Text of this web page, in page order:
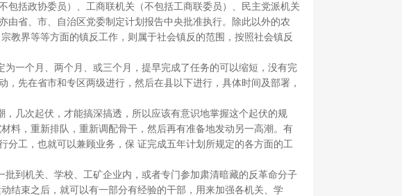
包括政协委员）、工商联机关（不包括工商联委员）、民主党派机关
由省、市、自治区党委制定计划报告中央批准执行。除此以外的农
教界等等方面的镇反工作，则属于社会镇反的范围，按照社会镇反
一个月、两个月、或三个月，提早完成了任务的可以缩短，没有完
先在省市和专区两级进行，然后在县以下进行，具体时间及部署，
几次起伏，才能搞深搞透，所以应该有意识地掌握这个起伏的规
料，重新排队，重新调配骨干，然后再有准备地发动另一高潮。有
分工，也就可以兼顾业务，保 证完成五年计划所规定的各方面的工
到机关、学校、工矿企业内，或者专门参加肃清暗藏的反革命分子
结束之后，就可以有一部分有经验的干部，用来加强各机关、学